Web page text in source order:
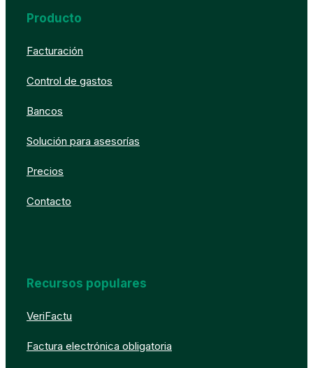
Producto
Facturación
Control de gastos
Bancos
Solución para asesorías
Precios
Contacto
Recursos populares
VeriFactu
Factura electrónica obligatoria